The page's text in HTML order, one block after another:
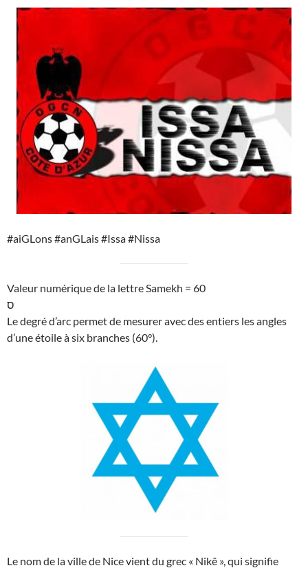
#aiGLons #anGLais #Issa #Nissa
Valeur numérique de la lettre Samekh = 60
ס
Le degré d’arc permet de mesurer avec des entiers les angles
d’une étoile à six branches (60°).
Le nom de la ville de Nice vient du grec « Nikê », qui signifie